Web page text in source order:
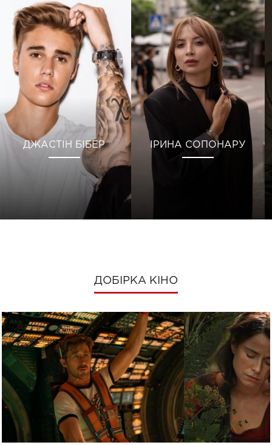
ДЖАСТІН БІБЕР ІРИНА СОПОНАРУ
ДОБІРКА КІНО